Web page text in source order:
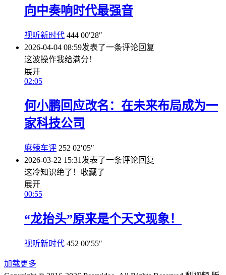
向中奏响时代最强音
视听新时代 444 00′28″
2026-04-04 08:59发表了一条评论回复
这波操作我给满分！
展开
02:05
何小鹏回应改名：在未来布局成为一
家科技公司
麻辣车评 252 02′05″
2026-03-22 15:31 发表了一条评论回复
这冷知识绝了！收藏了
展开
00:55
“龙抬头”原来是个天文现象！
视听新时代 452 00′55″
加载更多